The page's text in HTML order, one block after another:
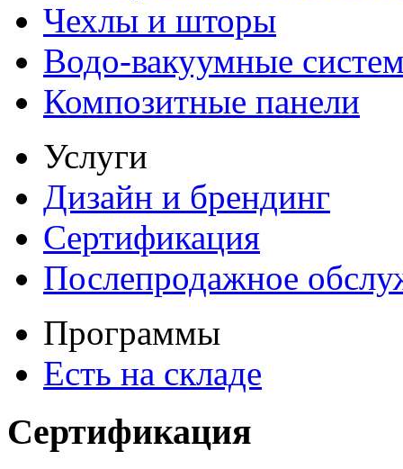
Чехлы и шторы
Водо-вакуумные
Композитные панели
Услуги
Дизайн и брендинг
Сертификация
Послепродажное
Программы
Есть на складе
Сертификация